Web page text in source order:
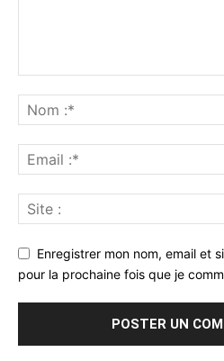
Enregistrer mon nom, email et
pour la prochaine fois que je